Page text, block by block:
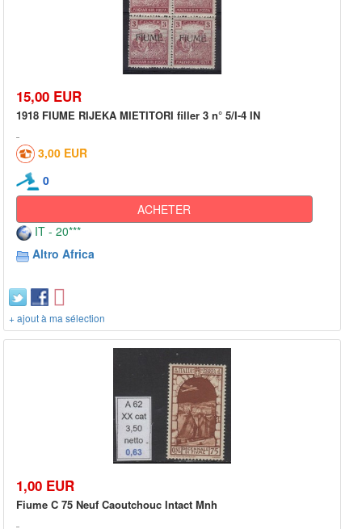
15,00 EUR
1918 FIUME RIJEKA MIETITORI filler 3 n° 5/I-4 IN
3,00 EUR
0
ACHETER
IT - 20***
Altro Africa
+ ajout à ma sélection
1,00 EUR
Fiume C 75 Neuf Caoutchouc Intact Mnh